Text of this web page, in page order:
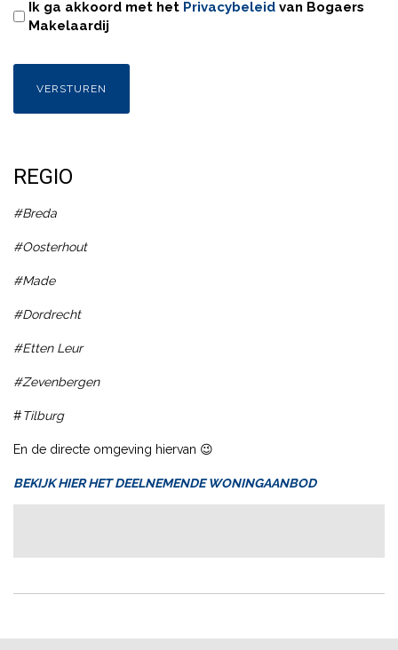
Ik ga akkoord met het Privacybeleid van Bogaers
Makelaardij
REGIO
#Breda
#Oosterhout
#Made
#Dordrecht
#Etten Leur
#Zevenbergen
#Tilburg
En de directe omgeving hiervan 😉
BEKIJK HIER HET DEELNEMENDE WONINGAANBOD